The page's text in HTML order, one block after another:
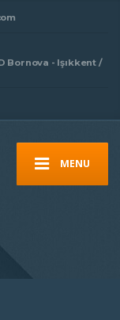
Bornova - Işıkkent /
MENU